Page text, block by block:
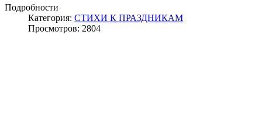
Подробности
Категория: СТИХИ К ПРАЗДНИКАМ
Просмотров: 2804